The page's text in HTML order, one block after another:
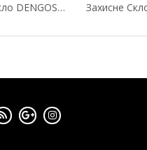
Захисне Скло DENGOS (Tempered Glass Full Glue...